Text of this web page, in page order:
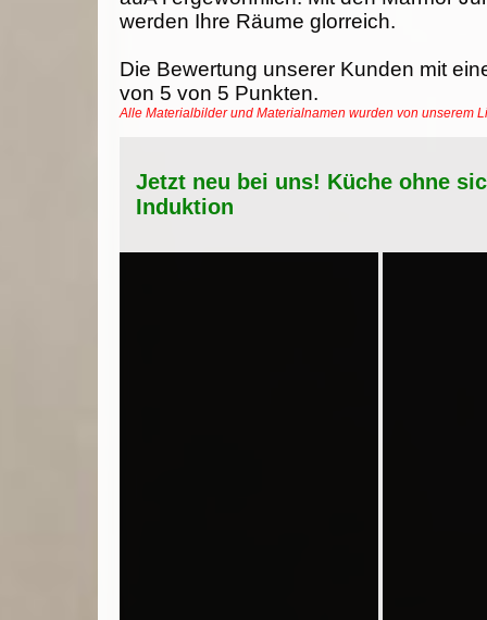
werden Ihre Räume glorreich.
Die Bewertung unserer Kunden mit
von 5 von 5 Punkten.
Alle Materialbilder und Materialnamen wurden von unserem
Jetzt neu bei uns! Küche ohne
Induktion